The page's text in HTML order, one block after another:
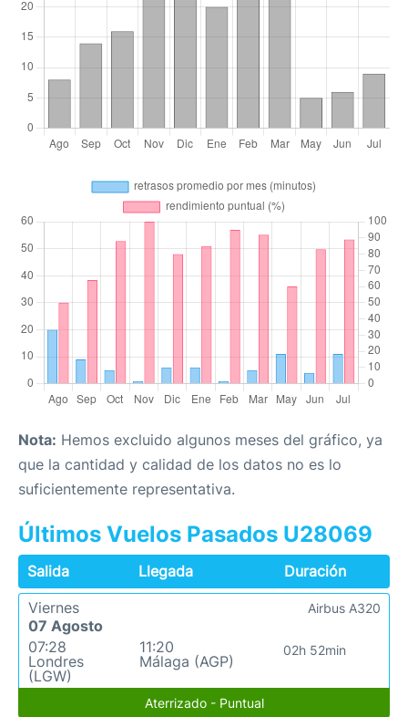
Nota: Hemos excluido algunos meses del gráfico, ya
que la cantidad y calidad de los datos no es lo
suficientemente representativa.
Últimos Vuelos Pasados U28069
Salida Llegada
Duración
Viernes
07 Agosto
07:28
Londres
(LGW)
11:20
Málaga (AGP)
02h 52min
Airbus A320
Aterrizado - Puntual